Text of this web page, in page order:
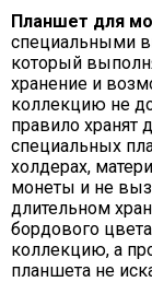
Планшет для
специальными
который
хранение и
коллекцию не
правило хранят
специальных
холдерах,
монеты и не
длительном
бордового
коллекцию, а
планшета не